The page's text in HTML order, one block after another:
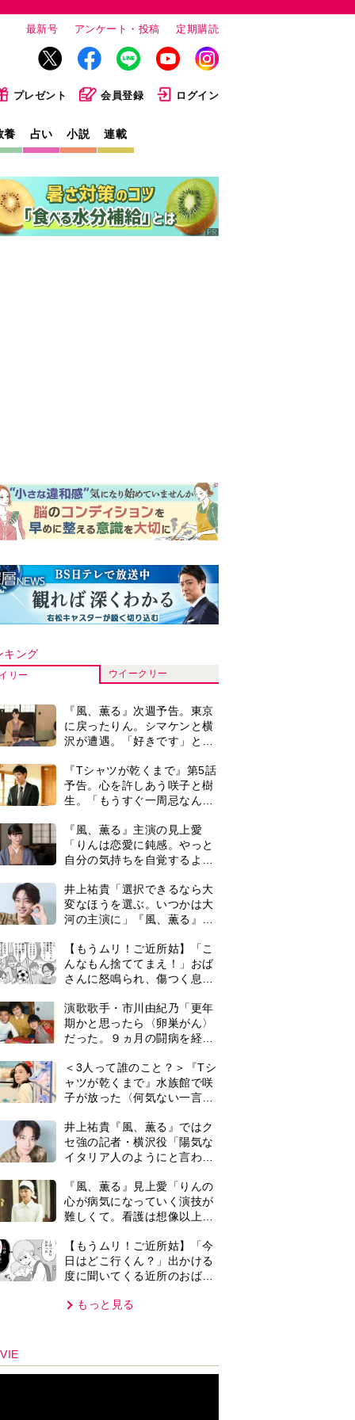
最新号 アンケート・投稿 定期購読
プレゼント 会員登録 ログイン
養 占い 小説 連載
キング
リー ウイークリー
『風、薫る』次週予告。東京
に戻ったりん。シマケンと横
沢が遭遇。「好きです」と告
『Tシャツが乾くまで』第5話
予告。心を許しあう咲子と樹
生。「もうすぐ一周忌なんで
レあり＞
『風、薫る』主演の見上愛
「りんは恋愛に鈍感。やっと
自分の気持ちを自覚するよう
井上祐貴「選択できるなら大
変なほうを選ぶ。いつかは大
河の主演に」『風、薫る』で
【もうムリ！ご近所姑】「こ
んなもん捨ててまえ！」おば
さんに怒鳴られ、傷つく息
【第3話】
演歌歌手・市川由紀乃「更年
期かと思ったら〈卵巣がん〉
だった。９ヵ月の闘病を経て
紙を今も支えに」【2026上半
期BEST】
＜3人って誰のこと？＞『Tシ
ャツが乾くまで』水族館で咲
子が放った〈何気ない一言〉
線？」「子どもの話だと…」
井上祐貴『風、薫る』ではク
セ強の記者・横沢役「陽気な
イタリア人のようにと言われ
『風、薫る』見上愛「りんの
心が病気になっていく演技が
難しくて。看護は想像以上に
【もうムリ！ご近所姑】「今
日はどこ行くん？」出かける
度に聞いてくる近所のおばさ
まり…【第1話】
もっと見る